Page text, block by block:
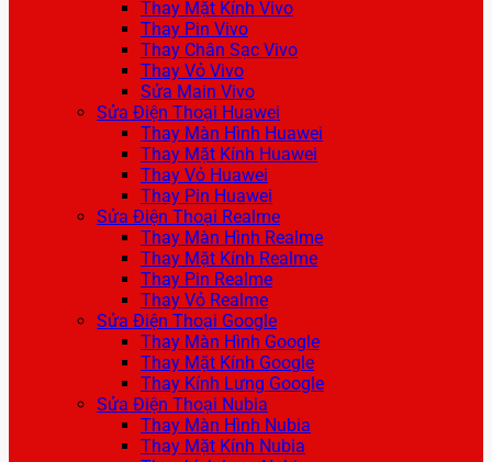
Thay Mặt Kính Vivo
Thay Pin Vivo
Thay Chân Sạc Vivo
Thay Vỏ Vivo
Sửa Main Vivo
Sửa Điện Thoại Huawei
Thay Màn Hình Huawei
Thay Mặt Kính Huawei
Thay Vỏ Huawei
Thay Pin Huawei
Sửa Điện Thoại Realme
Thay Màn Hình Realme
Thay Mặt Kính Realme
Thay Pin Realme
Thay Vỏ Realme
Sửa Điện Thoại Google
Thay Màn Hình Google
Thay Mặt Kính Google
Thay Kính Lưng Google
Sửa Điện Thoại Nubia
Thay Màn Hình Nubia
Thay Mặt Kính Nubia